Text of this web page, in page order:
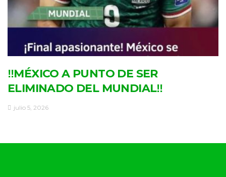
‼MÉXICO A PUNTO DE SER
ELIMINADO DEL MUNDIAL‼
julio 5, 2026